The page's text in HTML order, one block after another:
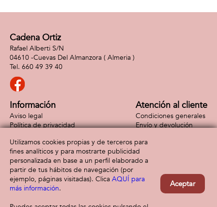
Cadena Ortiz
Rafael Alberti S/N
04610 -Cuevas Del Almanzora ( Almeria )
660 49 39 40
Información
Aviso legal
Política de privacidad
Atención al cliente
Condiciones generales
Envío y devolución
Formas de pago
Utilizamos cookies propias y de terceros para
fines analíticos y para mostrarte publicidad
personalizada en base a un perfil elaborado a
partir de tus hábitos de navegación (por
ejemplo, páginas visitadas). Clica AQUÍ para
más información.
Aceptar